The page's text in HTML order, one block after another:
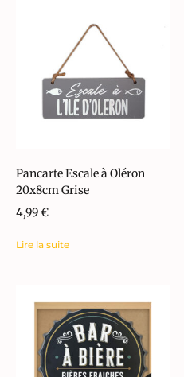
Pancarte Escale à Oléron
20x8cm Grise
4,99€
Lire la suite